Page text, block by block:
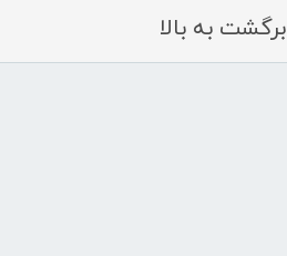
برگشت به بالا